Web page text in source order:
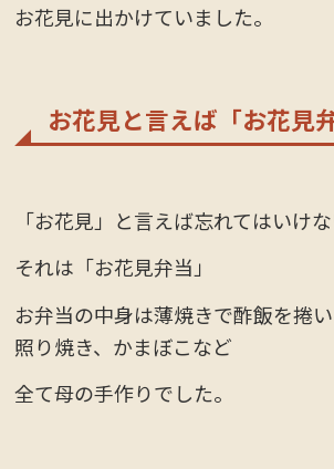
お花見に出かけていました。
お花見と言えば「お花見弁
「お花見」と言えば忘れてはいけ
それは「お花見弁当」
お弁当の中身は薄焼きで酢飯を捲い
照り焼き、かまぼこなど
全て母の手作りでした。